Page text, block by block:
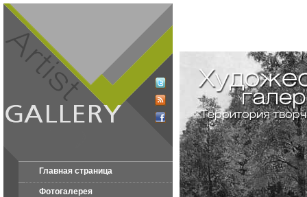
Главная страница
Фотогалерея